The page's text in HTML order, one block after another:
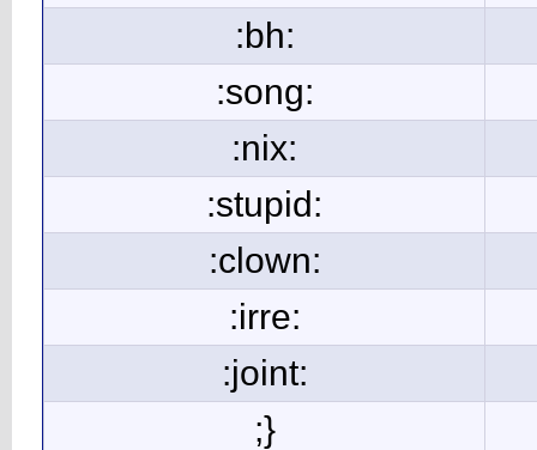
:bh:
:song:
:nix:
:stupid:
:clown:
:irre:
:joint:
;}